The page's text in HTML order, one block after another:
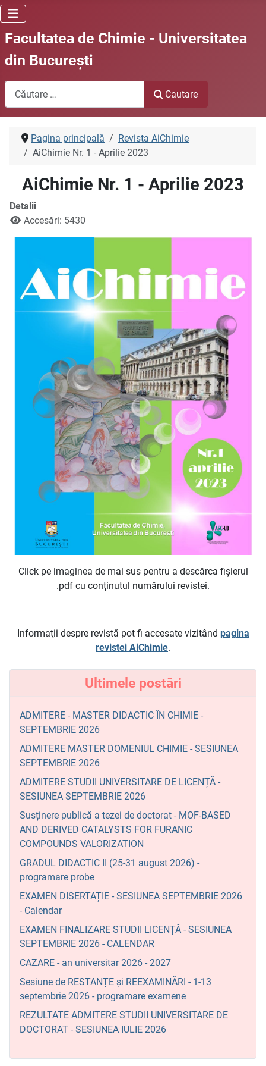
Facultatea de Chimie - Universitatea
din Bucureşti
Cautare
Cautare
Pagina principală
Revista AiChimie
AiChimie Nr. 1 - Aprilie 2023
AiChimie Nr. 1 - Aprilie 2023
Detalii
Accesări: 5430
Click pe imaginea de mai sus pentru a descărca fişierul
.pdf cu conţinutul numărului revistei.
Informaţii despre revistă pot fi accesate vizitând pagina
revistei AiChimie.
Ultimele postări
ADMITERE - MASTER DIDACTIC ÎN CHIMIE -
SEPTEMBRIE 2026
ADMITERE MASTER DOMENIUL CHIMIE - SESIUNEA
SEPTEMBRIE 2026
ADMITERE STUDII UNIVERSITARE DE LICENȚĂ -
SESIUNEA SEPTEMBRIE 2026
Susținere publică a tezei de doctorat - MOF-BASED
AND DERIVED CATALYSTS FOR FURANIC
COMPOUNDS VALORIZATION
GRADUL DIDACTIC II (25-31 august 2026) -
programare probe
EXAMEN DISERTAȚIE - SESIUNEA SEPTEMBRIE 2026
- Calendar
EXAMEN FINALIZARE STUDII LICENȚĂ - SESIUNEA
SEPTEMBRIE 2026 - CALENDAR
CAZARE - an universitar 2026 - 2027
Sesiune de RESTANȚE și REEXAMINĂRI - 1-13
septembrie 2026 - programare examene
REZULTATE ADMITERE STUDII UNIVERSITARE DE
DOCTORAT - SESIUNEA IULIE 2026